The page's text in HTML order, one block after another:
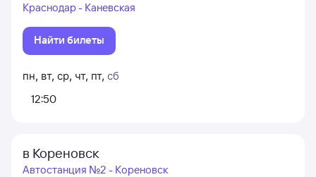
Краснодар - Каневская
Найти билеты
пн, вт, ср, чт, пт, сб
12:50
в Кореновск
Автостанция №2 - Кореновск